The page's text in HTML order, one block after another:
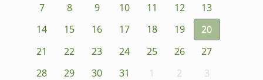
7
8 9 10 11 12
13
14
15 16 17 18 19
20
21
22 23 24 25 26
27
28
29 30 31 1 2 3